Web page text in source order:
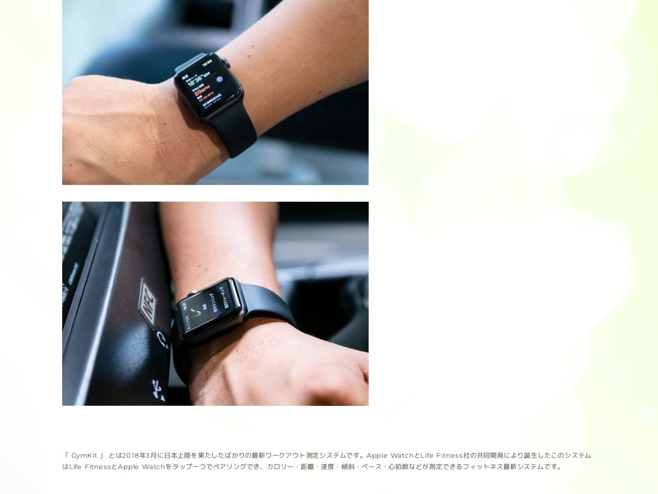
「 GymKit 」 とは2018年3月に日本上陸を果たしたばかりの最新ワークアウト測定システムです。Apple WatchとLife Fitness社の共同開発により誕生したこのシステム
はLife FitnessとApple Watchをタップ一つでペアリングでき、カロリー・距離・速度・傾斜・ペース・心拍数などが測定できるフィットネス最新システムです。